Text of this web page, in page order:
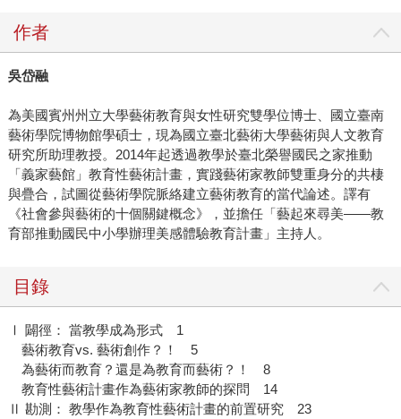
作者
吳岱融
為美國賓州州立大學藝術教育與女性研究雙學位博士、國立臺南
藝術學院博物館學碩士，現為國立臺北藝術大學藝術與人文教育
研究所助理教授。2014年起透過教學於臺北榮譽國民之家推動
「義家藝館」教育性藝術計畫，實踐藝術家教師雙重身分的共棲
與疊合，試圖從藝術學院脈絡建立藝術教育的當代論述。譯有
《社會參與藝術的十個關鍵概念》，並擔任「藝起來尋美——教
育部推動國民中小學辦理美感體驗教育計畫」主持人。
目錄
Ⅰ 闢徑： 當教學成為形式 1
藝術教育vs. 藝術創作？！ 5
為藝術而教育？還是為教育而藝術？！ 8
教育性藝術計畫作為藝術家教師的探問 14
Ⅱ 勘測： 教學作為教育性藝術計畫的前置研究 23